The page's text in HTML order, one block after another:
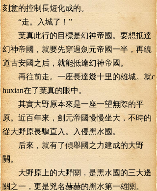
刻意的控制長短化成的。
“走。入城了！”
葉真此行的目標是幻神帝國。要想抵達
幻神帝國，就要先穿過劍元帝國一半，再繞
道古安國之后，就能抵達幻神帝國。
再往前走。一座長達幾十里的雄城。就c
huxian在了葉真的眼中。
其實大野原本來是一座一望無際的平
原。近百年來，劍元帝國慢慢坐大，不時的
從大野原長驅直入。入侵黑水國。
后來，就有了傾舉國之力建成的大野
關。
大野原上的大野關，是黑水國的三大邊
關之一，更是兇名赫赫的黑水第一雄關。